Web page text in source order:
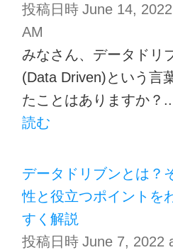
投稿日時 June 14,
AM
みなさん、データドリ
(Data Driven)という言
たことはありますか？
読む
データドリブンとは？
性と役立つポイントを
すく解説
投稿日時 June 7, 2022